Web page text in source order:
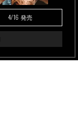
4/16 発売